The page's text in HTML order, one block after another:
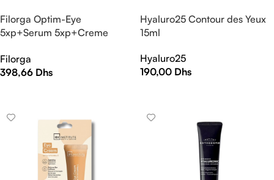
Filorga Optim-Eye
5xp+Serum 5xp+Creme
Filorga
398,66 Dhs
Hyaluro25 Contour des Yeux
15ml
Hyaluro25
190,00 Dhs